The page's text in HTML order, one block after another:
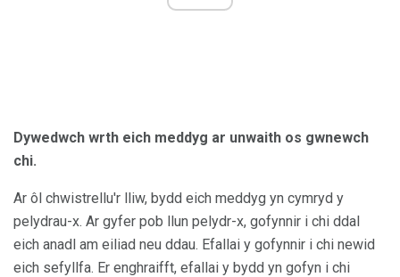
Dywedwch wrth eich meddyg ar unwaith os gwnewch
chi.
Ar ôl chwistrellu'r lliw, bydd eich meddyg yn cymryd y
pelydrau-x. Ar gyfer pob llun pelydr-x, gofynnir i chi ddal
eich anadl am eiliad neu ddau. Efallai y gofynnir i chi newid
eich sefyllfa. Er enghraifft, efallai y bydd yn gofyn i chi